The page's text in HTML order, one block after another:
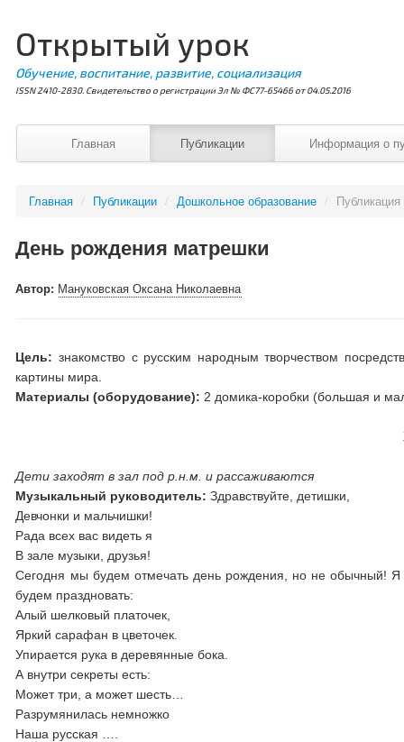
Открытый урок
Обучение, воспитание, развитие, социализация
ISSN 2410-2830. Свидетельство о регистрации Эл № ФС77-65466 от 04.05.2016
Главная Публикации Информация о
Главная / Публикации / Дошкольное образование /
День рождения матрешки
Автор: Мануковская Оксана Николаевна
Цель:знакомство с русским народным творчеством
картины мира.
Материалы (оборудование): 2 домика-коробки (большая и
Дети заходят в зал под р.н.м. и рассаживаются
Музыкальный руководитель: Здравствуйте, детишки,
Девчонки и мальчишки!
Рада всех вас видеть я
В зале музыки, друзья!
Сегодня мы будем отмечать день рождения, но не обычный! Я
будем праздновать:
Алый шелковый платочек,
Яркий сарафан в цветочек.
Упирается рука в деревянные бока.
А внутри секреты есть:
Может три, а может шесть…
Разрумянилась немножко
Наша русская ….